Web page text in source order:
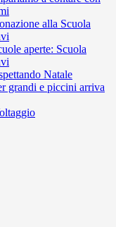
alla Scuola
aperte: Scuola
Natale
grandi e piccini arriva